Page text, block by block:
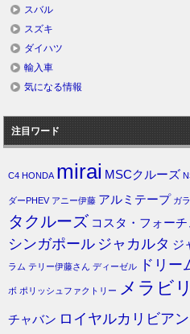
スバル
スズキ
ダイハツ
輸入車
気になる情報
注目ワード
C4 HONDA mirai MSCクルーズ
ダーPHEV アニー伊藤 アルミテープ ガ
タクルーズ コスタ・フォーチ
シンガポール ジャカルタ ジ
ラム テリー伊藤さん ディーゼル ドリー
ボ ポリッシュファクトリー メラビ
チャバン ロイヤルカリビアン